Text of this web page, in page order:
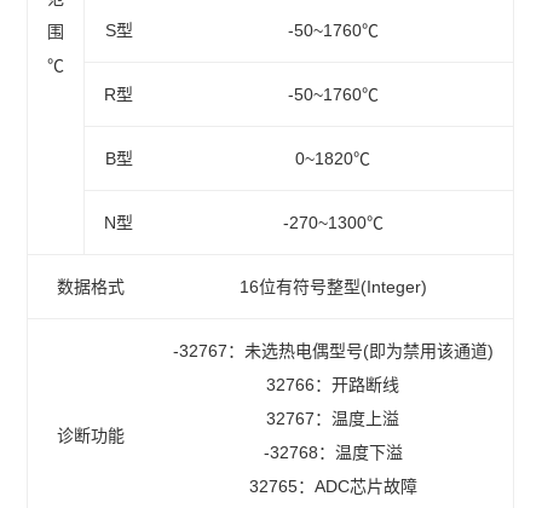
围
℃
S型 -50~1760℃
R型 -50~1760℃
B型 0~1820℃
N型 -270~1300℃
数据格式 16位有符号整型(Integer)
诊断功能
-32767：未选热电偶型号(即为禁用该通道)
32766：开路断线
32767：温度上溢
-32768：温度下溢
32765：ADC芯片故障